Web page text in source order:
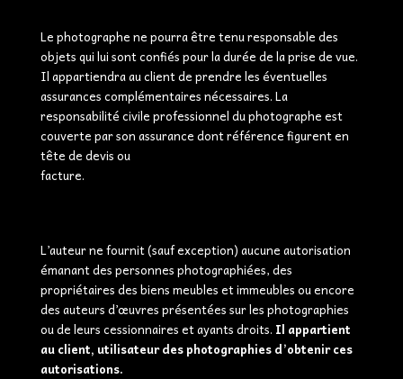
Le photographe ne pourra être tenu responsable des
objets qui lui sont confiés pour la durée de la prise de vue.
Il appartiendra au client de prendre les éventuelles
assurances complémentaires nécessaires. La
responsabilité civile professionnel du photographe est
couverte par son assurance dont référence figurent en
tête de devis ou
facture.
L’auteur ne fournit (sauf exception) aucune autorisation
émanant des personnes photographiées, des
propriétaires des biens meubles et immeubles ou encore
des auteurs d’œuvres présentées sur les photographies
ou de leurs cessionnaires et ayants droits. Il appartient
au client, utilisateur des photographies d’obtenir ces
autorisations.